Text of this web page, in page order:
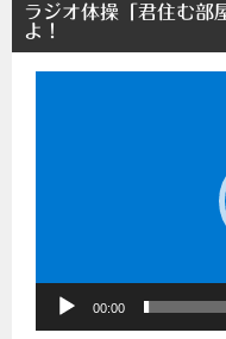
ラジオ体操「君住む
よ！
00:00